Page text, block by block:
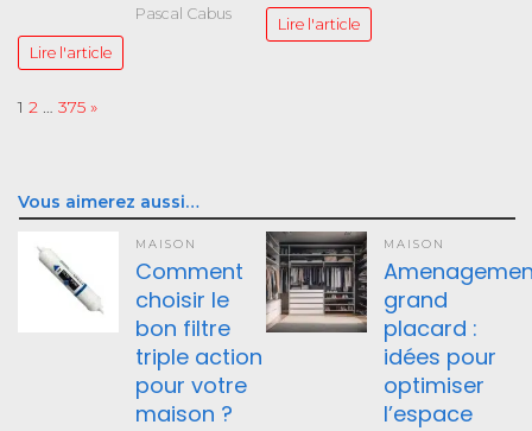
Pascal Cabus
Lire l'article
Lire l'article
Page:
1 2 … 375 Next
»
Vous aimerez aussi…
MAISON
Comment
choisir le
bon filtre
triple action
pour votre
maison ?
MAISON
grand
placard :
idées pour
optimiser
l’espace